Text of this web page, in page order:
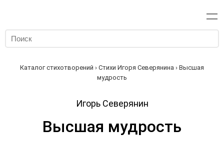
Каталог стихотворений › Стихи Игоря Северянина › Высшая
мудрость
Игорь Северянин
Высшая мудрость